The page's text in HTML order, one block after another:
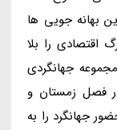
بهانه جویی ها
اقتصادی را بلا
جهانگردی
فصل زمستان و
جهانگرد را به